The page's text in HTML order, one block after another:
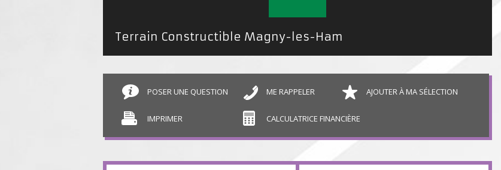
POSER UNE QUESTION ME RAPPELER AJOUTER À MA SÉLECTION
IMPRIMER CALCULATRICE FINANCIÈRE